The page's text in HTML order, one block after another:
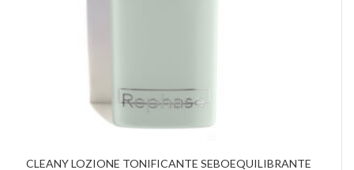
CLEANY LOZIONE TONIFICANTE SEBOEQUILIBRANTE